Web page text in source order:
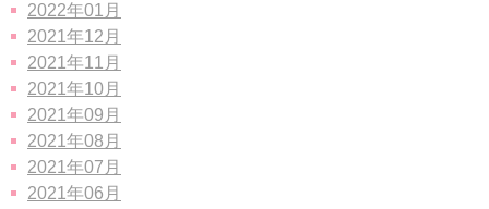
2022年01月
2021年12月
2021年11月
2021年10月
2021年09月
2021年08月
2021年07月
2021年06月